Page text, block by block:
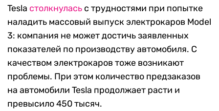
Tesla столкнулась с трудностями при попытке
наладить массовый выпуск электрокаров Model
3: компания не может достичь заявленных
показателей по производству автомобиля. С
качеством электрокаров тоже возникают
проблемы. При этом количество предзаказов
на автомобили Tesla продолжает расти и
превысило 450 тысяч.